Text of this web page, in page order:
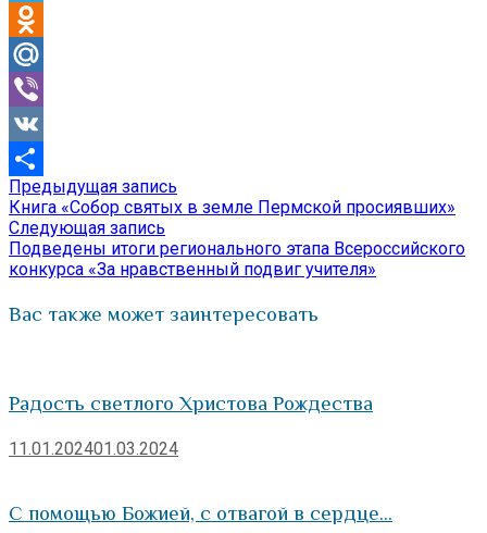
Telegram
Odnoklassniki
Mail.Ru
Viber
VK
Отправить
Навигация
по
записям
Предыдущая запись
запись:
Книга «Собор святых в земле Пермской просиявших»
Следующая запись
запись:
Подведены итоги регионального этапа Всероссийского
конкурса «За нравственный подвиг учителя»
Вас также может заинтересовать
Радость светлого Христова Рождества
11.01.202401.03.2024
С помощью Божией, с отвагой в сердце…